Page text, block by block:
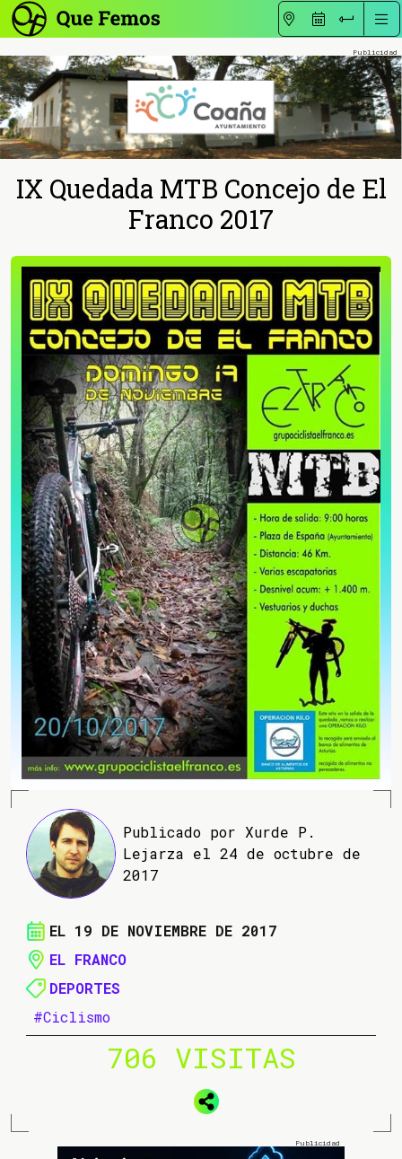
IX Quedada MTB Concejo de El
Franco 2017
Publicado por Xurde P.
Lejarza el 24 de octubre de
2017
EL 19 DE NOVIEMBRE DE 2017
EL FRANCO
DEPORTES
#Ciclismo
706 VISITAS